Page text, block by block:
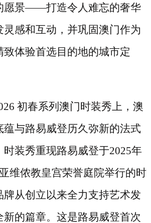
愿景——打造令人难忘的奢华
感和互动，并巩固澳门作为
体验首选目的地的城市定
初春系列澳门时装秀上，澳
蕴与路易威登历久弥新的法式
装秀重现路易威登于2025年
维侬教皇宫荣誉庭院举行的时
牌从创立以来全力支持艺术发
新的篇章。这是路易威登首次